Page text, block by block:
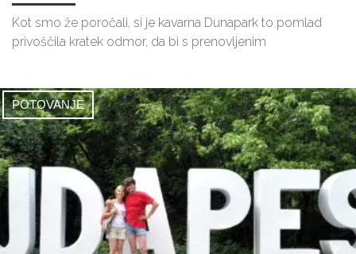
Kot smo že poročali, si je kavarna Dunapark to pomlad
privoščila kratek odmor, da bi s prenovljenim
POTOVANJE